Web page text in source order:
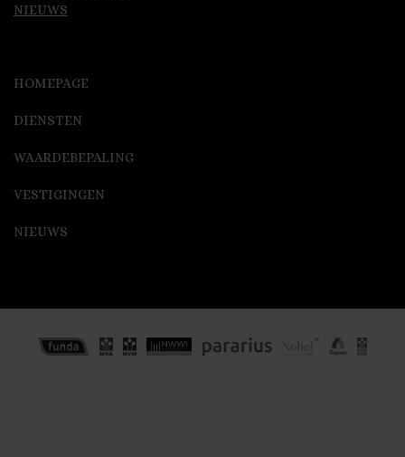
HOMEPAGE
DIENSTEN
WAARDEBEPALING
VESTIGINGEN
NIEUWS
NIEUWS